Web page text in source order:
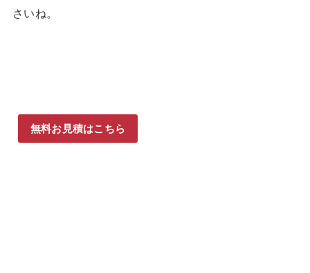
さいね。
無料お見積はこちら